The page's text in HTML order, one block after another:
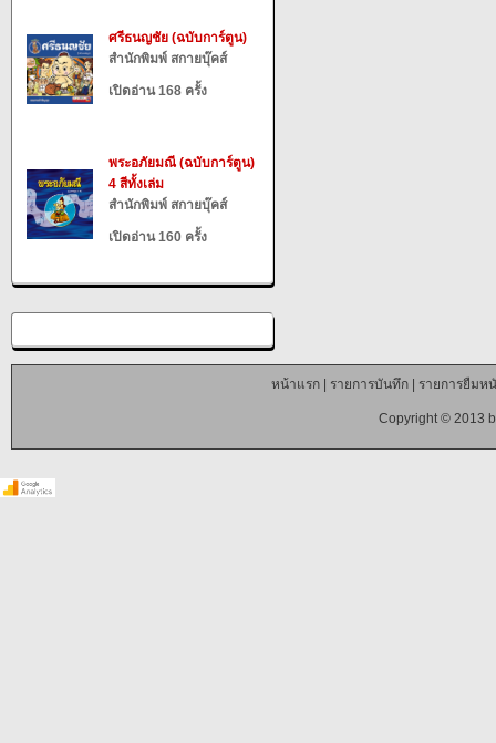
ศรีธนญชัย (ฉบับการ์ตูน)
สำนักพิมพ์ สกายบุ๊คส์
เปิดอ่าน 168 ครั้ง
พระอภัยมณี (ฉบับการ์ตูน)
4 สีทั้งเล่ม
สำนักพิมพ์ สกายบุ๊คส์
เปิดอ่าน 160 ครั้ง
หน้าแรก| รายการบันทึก| รายการยืมห
Copyright © 2013